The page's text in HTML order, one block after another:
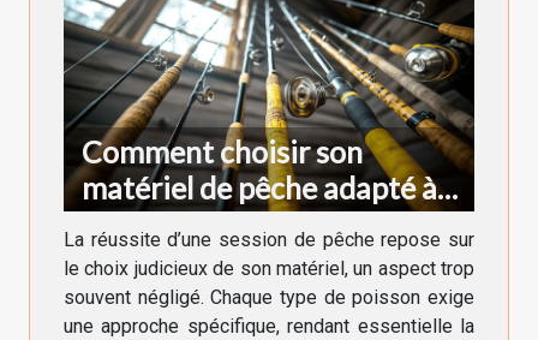
Comment choisir son
matériel de pêche adapté à
chaque type de poisson
La réussite d’une session de pêche repose sur
le choix judicieux de son matériel, un aspect trop
souvent négligé. Chaque type de poisson exige
une approche spécifique, rendant essentielle la